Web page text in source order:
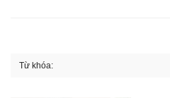
Từ khóa: